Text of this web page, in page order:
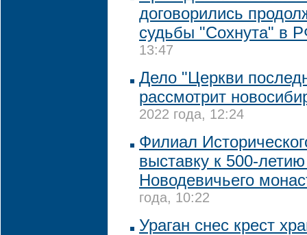
договорились
судьбы "Сохнута" в
13:47
Дело "Церкви
рассмотрит
2022 года, 12:24
Филиал
выставку к 500-
Новодевичьего
года, 10:22
Ураган снес крест